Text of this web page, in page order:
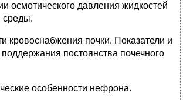
осмотического давления жидкостей
среды.
кровоснабжения почки. Показатели и
постоянства почечного
особенности нефрона.